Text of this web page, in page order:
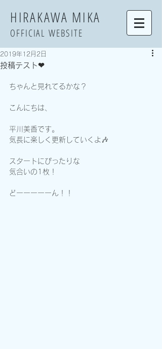
​HIRAKAWA MIKA
OFFICIAL WEBSITE
投稿テスト❤
2019年12月2日
ちゃんと見れてるかな？
こんにちは、
平川美香です。
気長に楽しく更新していくよ🎶
スタートにぴったりな
気合いの1枚！
どーーーーーん！！